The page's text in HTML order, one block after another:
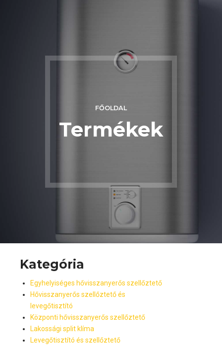
FŐOLDAL
Termékek
Kategória
Egyhelyiséges hővisszanyerős szellőztető
Hővisszanyerős szellőztető és
levegőtisztító
Központi hővisszanyerős szellőztető
Lakossági split klíma
Levegőtisztító és szellőztető